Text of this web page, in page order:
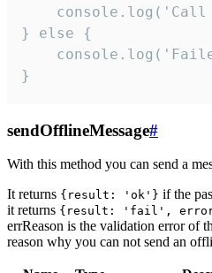
} else {
}
sendOfflineMessage#
With this method you can send a
It returns {result: 'ok'} if the
it returns {result: 'fail', error:
errReason is the validation error of
reason why you can not send an